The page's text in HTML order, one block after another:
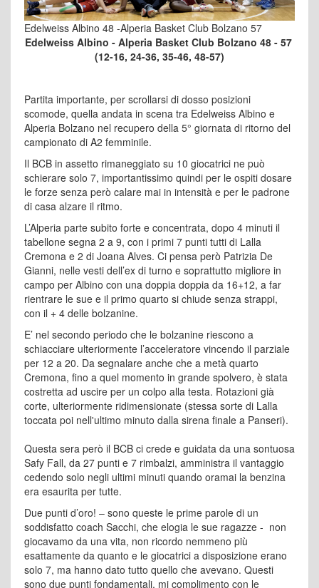
Edelweiss Albino 48 -Alperia Basket Club Bolzano 57
Edelweiss Albino - Alperia Basket Club Bolzano 48 - 57
(12-16, 24-36, 35-46, 48-57)
Partita importante, per scrollarsi di dosso posizioni
scomode, quella andata in scena tra Edelweiss Albino e
Alperia Bolzano nel recupero della 5° giornata di ritorno del
campionato di A2 femminile.
Il BCB in assetto rimaneggiato su 10 giocatrici ne può
schierare solo 7, importantissimo quindi per le ospiti dosare
le forze senza però calare mai in intensità e per le padrone
di casa alzare il ritmo.
L’Alperia parte subito forte e concentrata, dopo 4 minuti il
tabellone segna 2 a 9, con i primi 7 punti tutti di Lalla
Cremona e 2 di Joana Alves. Ci pensa però Patrizia De
Gianni, nelle vesti dell’ex di turno e soprattutto migliore in
campo per Albino con una doppia doppia da 16+12, a far
rientrare le sue e il primo quarto si chiude senza strappi,
con il + 4 delle bolzanine.
E’ nel secondo periodo che le bolzanine riescono a
schiacciare ulteriormente l’acceleratore vincendo il parziale
per 12 a 20. Da segnalare anche che a metà quarto
Cremona, fino a quel momento in grande spolvero, è stata
costretta ad uscire per un colpo alla testa. Rotazioni già
corte, ulteriormente ridimensionate (stessa sorte di Lalla
toccata poi nell'ultimo minuto dalla sirena finale a Panseri).
Questa sera però il BCB ci crede e guidata da una sontuosa
Safy Fall, da 27 punti e 7 rimbalzi, amministra il vantaggio
cedendo solo negli ultimi minuti quando oramai la benzina
era esaurita per tutte.
Due punti d’oro! – sono queste le prime parole di un
soddisfatto coach Sacchi, che elogia le sue ragazze - non
giocavamo da una vita, non ricordo nemmeno più
esattamente da quanto e le giocatrici a disposizione erano
solo 7, ma hanno dato tutto quello che avevano. Questi
sono due punti fondamentali, mi complimento con le